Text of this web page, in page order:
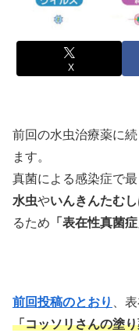
X
前回の水虫治療薬に
ます。
真菌による感染症で
水虫やいんきんたむし
るため 「表在性真菌症
前回投稿のとおり
、
「コッソリさんの塗